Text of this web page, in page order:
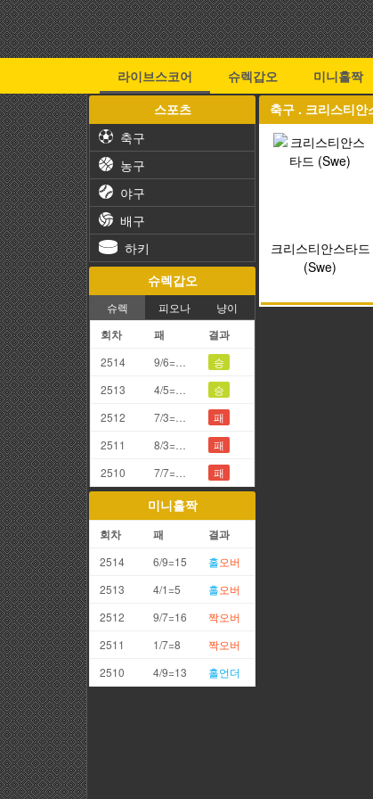
라이브스코어 슈렉갑오 미니홀짝
스포츠
축구
농구
야구
배구
하키
슈렉갑오
슈렉 피오나 냥이
회차 패 결과
2514 9/6=5끗
승
2513
4/5=9끗(갑오)
승
2512
7/3=0끗(망통)
패
2511
8/3=1끗
패
2510
7/7=4끗 패
미니홀짝
회차 패 결과
2514 6/9=15 홀오버
2513
4/1=5 홀오버
2512
9/7=16 짝오버
2511
1/7=8 짝오버
2510
4/9=13 홀언더
축구 . 크리스티
크리스티안스타드
(Swe)